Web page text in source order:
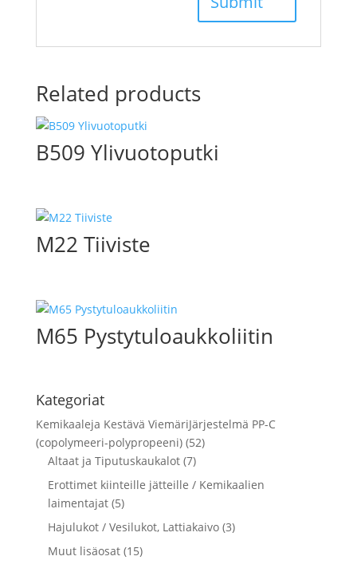
Related products
B509 Ylivuotoputki
M22 Tiiviste
M65 Pystytuloaukkoliitin
Kategoriat
Kemikaaleja Kestävä ViemäriJärjestelmä PP-C
(copolymeeri-polypropeeni) (52)
Altaat ja Tiputuskaukalot (7)
Erottimet kiinteille jätteille / Kemikaalien
laimentajat (5)
Hajulukot / Vesilukot, Lattiakaivo (3)
Muut lisäosat (15)